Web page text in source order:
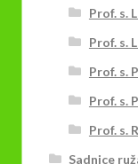
Prof. s.
Prof. s.
Prof. s.
Prof. s.
Prof. s.
Sadnice